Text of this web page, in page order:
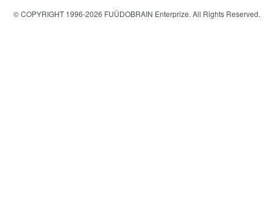
© COPYRIGHT 1996-2026 FUÜDOBRAIN Enterprize. All Rights Reserved.